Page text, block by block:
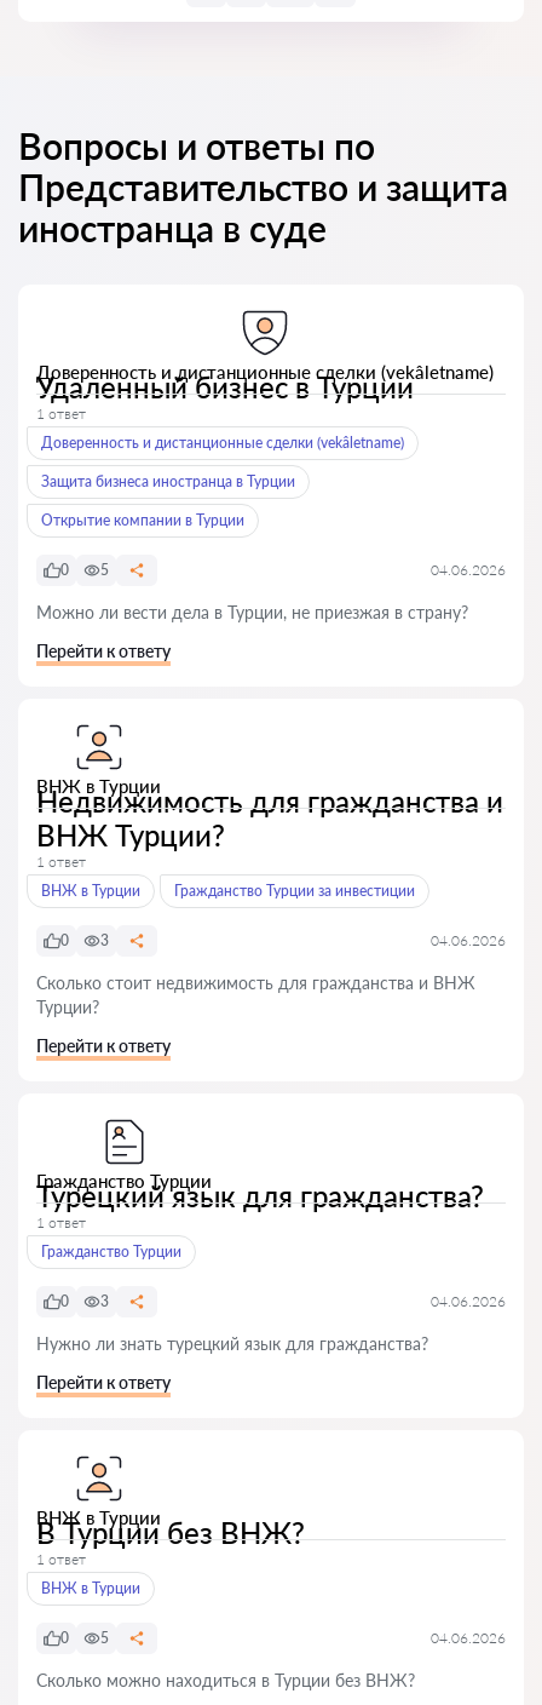
Вопросы и ответы по
Представительство и защита
иностранца в суде
Доверенность и дистанционные сделки (vekâletname)
Удаленный бизнес в Турции
1 ответ
Доверенность и дистанционные сделки (vekâletname)
Защита бизнеса иностранца в Турции
Открытие компании в Турции
0 5 04.06.2026
Можно ли вести дела в Турции, не приезжая в страну?
Перейти к ответу
ВНЖ в Турции
Недвижимость для гражданства и
ВНЖ Турции?
1 ответ
ВНЖ в Турции
Гражданство Турции за инвестиции
0 3 04.06.2026
Сколько стоит недвижимость для гражданства и ВНЖ
Турции?
Перейти к ответу
Гражданство Турции
Турецкий язык для гражданства?
1 ответ
Гражданство Турции
0 3 04.06.2026
Нужно ли знать турецкий язык для гражданства?
Перейти к ответу
ВНЖ в Турции
В Турции без ВНЖ?
1 ответ
ВНЖ в Турции
0 5 04.06.2026
Сколько можно находиться в Турции без ВНЖ?